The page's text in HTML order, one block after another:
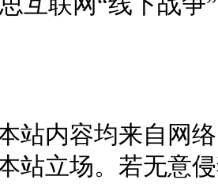
本站内容均来自网
站立场。若无意